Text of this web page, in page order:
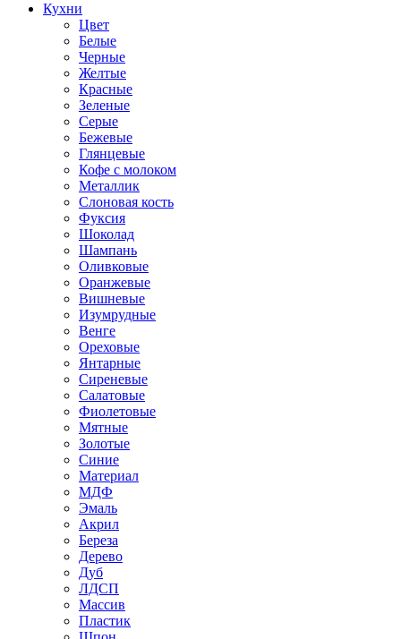
Кухни
Цвет
Белые
Черные
Желтые
Красные
Зеленые
Серые
Бежевые
Глянцевые
Кофе с молоком
Металлик
Слоновая кость
Фуксия
Шоколад
Шампань
Оливковые
Оранжевые
Вишневые
Изумрудные
Венге
Ореховые
Янтарные
Сиреневые
Салатовые
Фиолетовые
Мятные
Золотые
Синие
Материал
МДФ
Эмаль
Акрил
Береза
Дерево
Дуб
ЛДСП
Массив
Пластик